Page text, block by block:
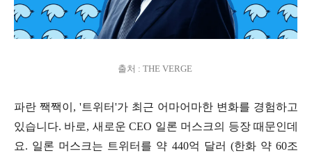
출처 : THE VERGE
파란 짹짹이, '트위터'가 최근 어마어마한 변화를 경험하고
있습니다. 바로, 새로운 CEO 일론 머스크의 등장 때문인데
요. 일론 머스크는 트위터를 약 440억 달러 (한화 약 60조